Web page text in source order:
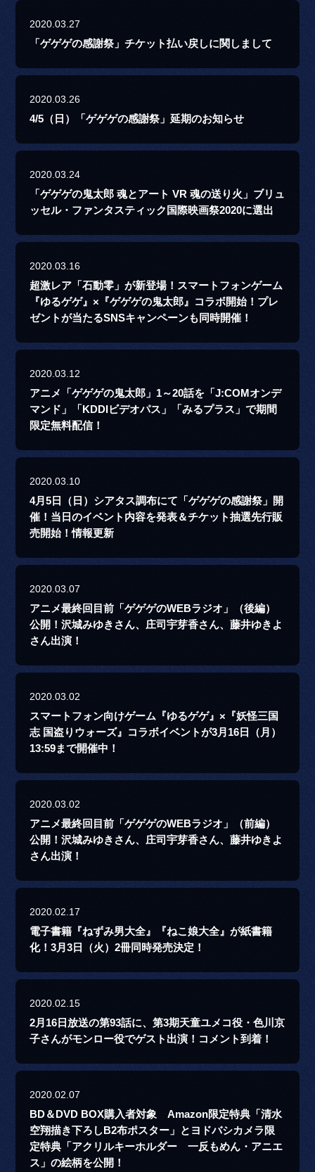
2020.03.27
「ゲゲゲの感謝祭」チケット払い戻しに関しまして
2020.03.26
4/5（日）「ゲゲゲの感謝祭」延期のお知らせ
2020.03.24
「ゲゲゲの鬼太郎 魂とアート VR 魂の送り火」ブリュ
ッセル・ファンタスティック国際映画祭2020に選出
2020.03.16
超激レア「石動零」が新登場！スマートフォンゲーム
『ゆるゲゲ』×『ゲゲゲの鬼太郎』コラボ開始！プレ
ゼントが当たるSNSキャンペーンも同時開催！
2020.03.12
アニメ「ゲゲゲの鬼太郎」1～20話を「J:COMオンデ
マンド」「KDDIビデオパス」「みるプラス」で期間
限定無料配信！
2020.03.10
4月5日（日）シアタス調布にて「ゲゲゲの感謝祭」開
催！当日のイベント内容を発表＆チケット抽選先行販
売開始！情報更新
2020.03.07
アニメ最終回目前「ゲゲゲのWEBラジオ」（後編）
公開！沢城みゆきさん、庄司宇芽香さん、藤井ゆきよ
さん出演！
2020.03.02
スマートフォン向けゲーム『ゆるゲゲ』×『妖怪三国
志 国盗りウォーズ』コラボイベントが3月16日（月）
13:59まで開催中！
2020.03.02
アニメ最終回目前「ゲゲゲのWEBラジオ」（前編）
公開！沢城みゆきさん、庄司宇芽香さん、藤井ゆきよ
さん出演！
2020.02.17
電子書籍『ねずみ男大全』『ねこ娘大全』が紙書籍
化！3月3日（火）2冊同時発売決定！
2020.02.15
2月16日放送の第93話に、第3期天童ユメコ役・色川京
子さんがモンロー役でゲスト出演！コメント到着！
2020.02.07
BD＆DVD BOX購入者対象 Amazon限定特典「清水
空翔描き下ろしB2布ポスター」とヨドバシカメラ限
定特典「アクリルキーホルダー 一反もめん・アニエ
ス」の絵柄を公開！